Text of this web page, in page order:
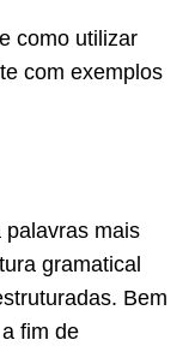
como utilizar
com exemplos
palavras mais
gramatical
Bem
fim de